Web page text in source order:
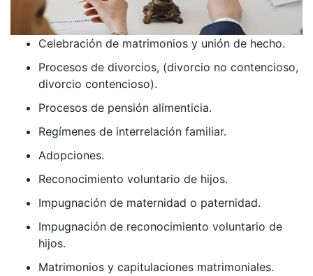
Celebración de matrimonios y unión de hecho.
Procesos de divorcios, (divorcio no contencioso,
divorcio contencioso).
Procesos de pensión alimenticia.
Regímenes de interrelación familiar.
Adopciones.
Reconocimiento voluntario de hijos.
Impugnación de maternidad o paternidad.
Impugnación de reconocimiento voluntario de
hijos.
Matrimonios y capitulaciones matrimoniales.